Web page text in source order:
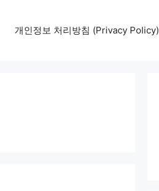
개인정보 처리방침 (Privacy Policy)